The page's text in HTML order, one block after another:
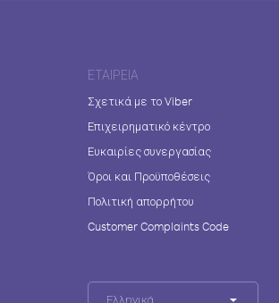
ΕΤΑΙΡΕΊΑ
Σχετικά με το Viber
Επιχειρηματικό κέντρο
Ευκαιρίες συνεργασίας
Όροι και Προϋποθέσεις
Πολιτική απορρήτου
Customer Complaints Code
Ελληνικά